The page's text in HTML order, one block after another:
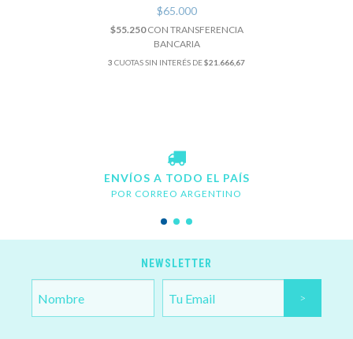
$65.000
$55.250CON TRANSFERENCIA
BANCARIA
3 CUOTAS SIN INTERÉS DE$21.666,67
ENVÍOS A TODO EL PAÍS
POR CORREO ARGENTINO
NEWSLETTER